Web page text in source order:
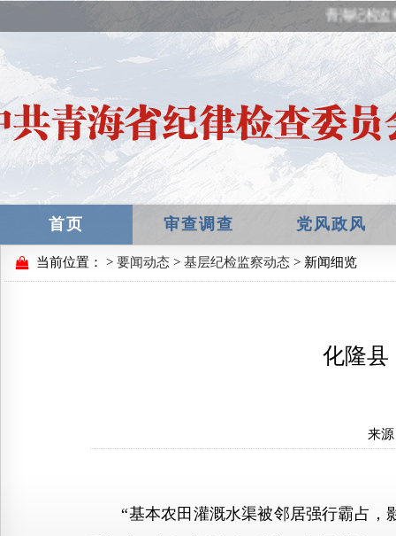
青海纪检监
首页 审查调查 党风政风
当前位置： > 要闻动态 > 基层纪检监察动态 > 新闻细览
化隆县
来
“基本农田灌溉水渠被邻居强行霸占，